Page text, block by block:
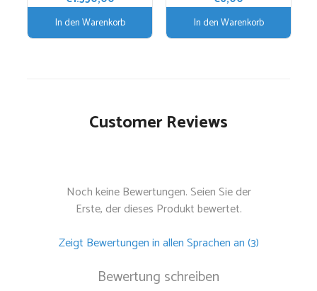
In den Warenkorb In den Warenkorb
Customer Reviews
Noch keine Bewertungen. Seien Sie der
Erste, der dieses Produkt bewertet.
Zeigt Bewertungen in allen Sprachen an (3)
Bewertung schreiben